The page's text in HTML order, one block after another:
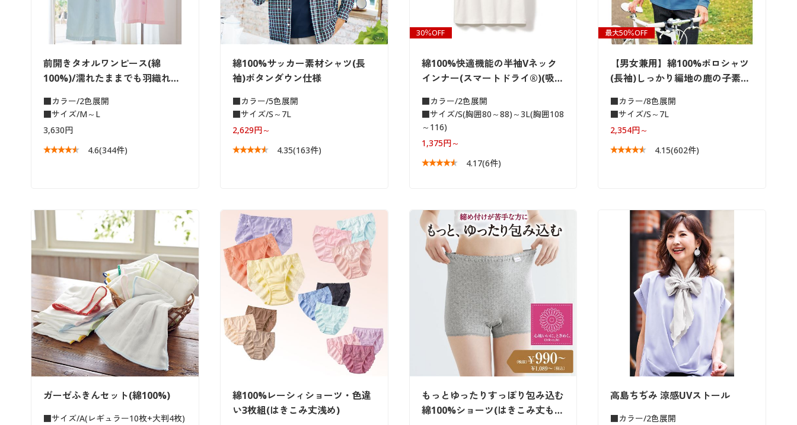
前開きタオルワンピース(綿
100%)/濡れたままでも羽織れ…
■カラー/2色展開
■サイズ/M～L
3,630円
4.6(344件)
綿100%サッカー素材シャツ(長
袖)ボタンダウン仕様
■カラー/5色展開
■サイズ/S～7L
2,629円～
4.35(163件)
30％OFF
綿100%快適機能の半袖Vネック
インナー(スマートドライ®)(吸…
■カラー/2色展開
■サイズ/S(胸囲80～88)～3L(胸囲108
～116)
1,375円～
4.17(6件)
最大50％OFF
【男女兼用】綿100%ポロシャツ
(長袖)しっかり編地の鹿の子素…
■カラー/8色展開
■サイズ/S～7L
2,354円～
4.15(602件)
ガーゼふきんセット(綿100%)
■サイズ/A(レギュラー10枚+大判4枚)
綿100%レーシィショーツ・色違
い3枚組(はきこみ丈浅め)
もっとゆったりすっぽり包み込む
綿100%ショーツ(はきこみ丈も…
高島ちぢみ 涼感UVストール
■カラー/2色展開